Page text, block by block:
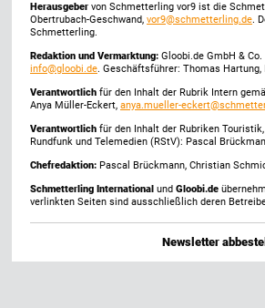
Herausgeber von Schmetterling vor9 ist die
Obertrubach-Geschwand, vor9@schmetterling.de.
Schmetterling.
Redaktion und Vermarktung: Gloobi.de GmbH &
info@gloobi.de. Geschäftsführer: Thomas
Verantwortlich für den Inhalt der Rubrik Intern
Anya Müller-Eckert, anya.mueller-
Verantwortlich für den Inhalt der Rubriken
Rundfunk und Telemedien (RStV): Pascal
Chefredaktion: Pascal Brückmann, Christian
Schmetterling International und Gloobi.de
verlinkten Seiten sind ausschließlich deren
Newsletter